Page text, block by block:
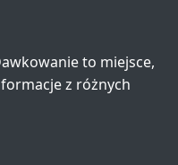
to miejsce,
z różnych